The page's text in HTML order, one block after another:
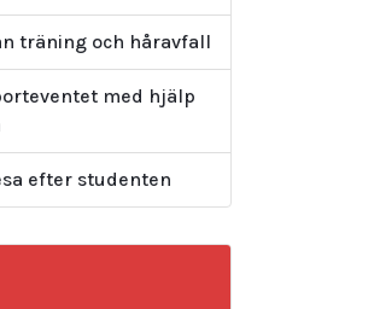
träning och håravfall
med hjälp
efter studenten